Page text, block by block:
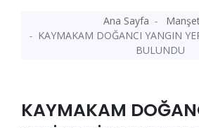
Ana Sayfa
KAYMAKAM DOĞANCI YANGIN
BULUNDU
KAYMAKAM